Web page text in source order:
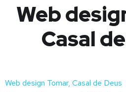
Web
Casal
Web design Tomar, Casal de Deus